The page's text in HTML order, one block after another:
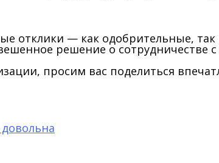
отклики — как одобрительные,
решение о сотрудничестве с
просим вас поделиться